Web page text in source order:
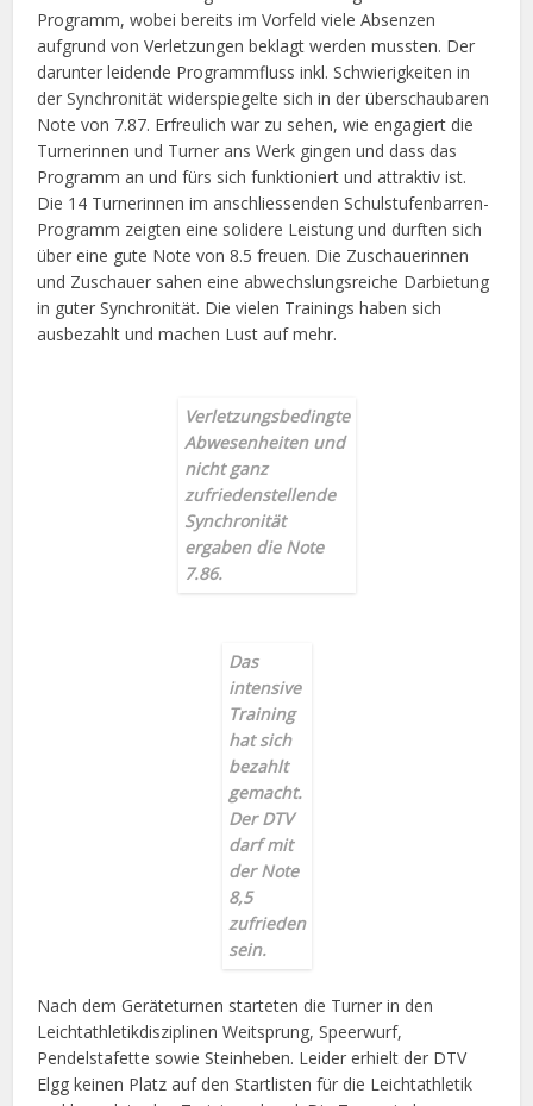
Programm, wobei bereits im Vorfeld viele Absenzen
aufgrund von Verletzungen beklagt werden mussten. Der
darunter leidende Programmfluss inkl. Schwierigkeiten in
der Synchronität widerspiegelte sich in der überschaubaren
Note von 7.87. Erfreulich war zu sehen, wie engagiert die
Turnerinnen und Turner ans Werk gingen und dass das
Programm an und fürs sich funktioniert und attraktiv ist.
Die 14 Turnerinnen im anschliessenden Schulstufenbarren-
Programm zeigten eine solidere Leistung und durften sich
über eine gute Note von 8.5 freuen. Die Zuschauerinnen
und Zuschauer sahen eine abwechslungsreiche Darbietung
in guter Synchronität. Die vielen Trainings haben sich
ausbezahlt und machen Lust auf mehr.
Verletzungsbedingte
Abwesenheiten und
nicht ganz
zufriedenstellende
Synchronität
ergaben die Note
7.86.
Das
intensive
Training
hat sich
bezahlt
gemacht.
Der DTV
darf mit
der Note
8,5
zufrieden
sein.
Nach dem Geräteturnen starteten die Turner in den
Leichtathletikdisziplinen Weitsprung, Speerwurf,
Pendelstafette sowie Steinheben. Leider erhielt der DTV
Elgg keinen Platz auf den Startlisten für die Leichtathletik